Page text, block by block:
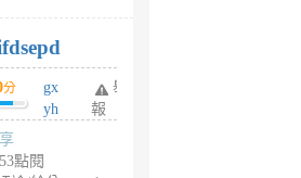
U
5
個
月
分
gx
yh
jl
舉
報
點閱